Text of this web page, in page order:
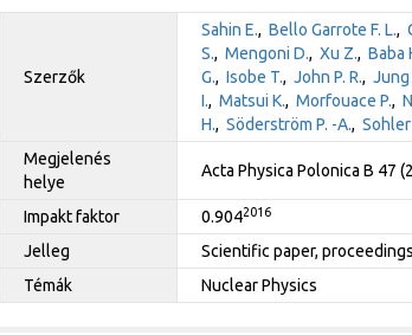
Szerzők
Sahin E., Bello Garrote F. L.,
S., Mengoni D., Xu Z., Baba
G., Isobe T., John P. R., Jung
I., Matsui K., Morfouace P.,
H., Söderström P. -A., Sohler
Megjelenés
helye
Acta Physica Polonica B 47
Impakt faktor 0.9042016
Jelleg
Scientific paper, proceedings
Témák
Nuclear Physics